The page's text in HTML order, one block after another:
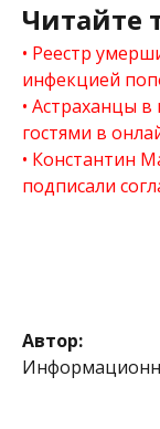
Читайте
Реестр
инфекцией
Астраханцы в
гостями в
Константин
подписали
Автор: